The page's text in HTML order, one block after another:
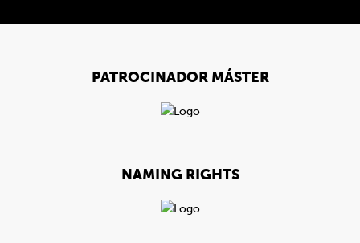
PATROCINADOR MÁSTER
NAMING RIGHTS